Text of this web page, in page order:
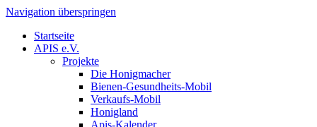
Navigation überspringen
Startseite
APIS e.V.
Projekte
Die Honigmacher
Bienen-Gesundheits-Mobil
Verkaufs-Mobil
Honigland
Apis-Kalender